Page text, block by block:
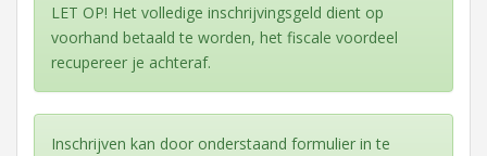
LET OP! Het volledige inschrijvingsgeld dient op
voorhand betaald te worden, het fiscale voordeel
recupereer je achteraf.
Inschrijven kan door onderstaand formulier in te